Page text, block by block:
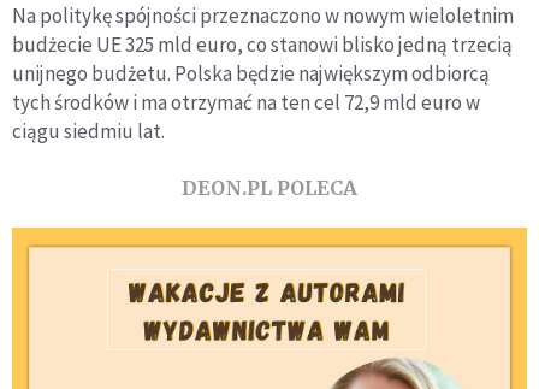
Na politykę spójności przeznaczono w nowym wieloletnim
budżecie UE 325 mld euro, co stanowi blisko jedną trzecią
unijnego budżetu. Polska będzie największym odbiorcą
tych środków i ma otrzymać na ten cel 72,9 mld euro w
ciągu siedmiu lat.
DEON.PL POLECA